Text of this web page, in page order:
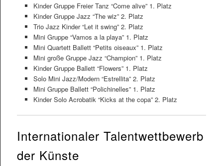
Kinder Gruppe Freier Tanz “Come alive” 1. Platz
Kinder Gruppe Jazz “The wiz” 2. Platz
Trio Jazz Kinder “Let it swing” 2. Platz
Mini Gruppe “Vamos a la playa” 1. Platz
Mini Quartett Ballett “Petits oiseaux” 1. Platz
Mini große Gruppe Jazz “Champion” 1. Platz
Kinder Gruppe Ballett “Flowers” 1. Platz
Solo Mini Jazz/Modern “Estrellita” 2. Platz
Mini Gruppe Ballett “Polichinelles” 1. Platz
Kinder Solo Acrobatik “Kicks at the copa” 2. Platz
Internationaler Talentwettbewerb
der Künste